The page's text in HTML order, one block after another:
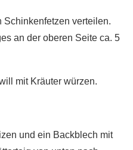
Schinkenfetzen verteilen.
an der oberen Seite ca. 5
mit Kräuter würzen.
und ein Backblech mit